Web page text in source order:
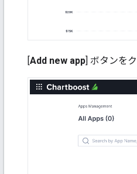
Add new app ] ボタンを